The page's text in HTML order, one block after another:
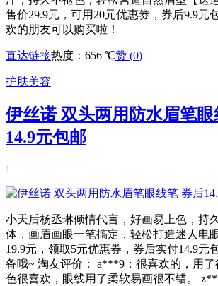
售价29.9元，可用20元优惠券，券后9.9元
欢的朋友可以购买啦！
直达链接热度：656 ℃赞 (0)
护肤美容
伊丝诺 双头两用防水眉笔
14.9元包邮
1
小天后杨丞琳倾情代言，好画易上色，持
体，画眉画眼一笔搞定，轻松打造迷人电
19.9元，领取5元优惠券，券后实付14.9元
备哦~ 淘友评价： a***9：很喜欢的，用
色很喜欢，眼线用了柔软易画很不错。